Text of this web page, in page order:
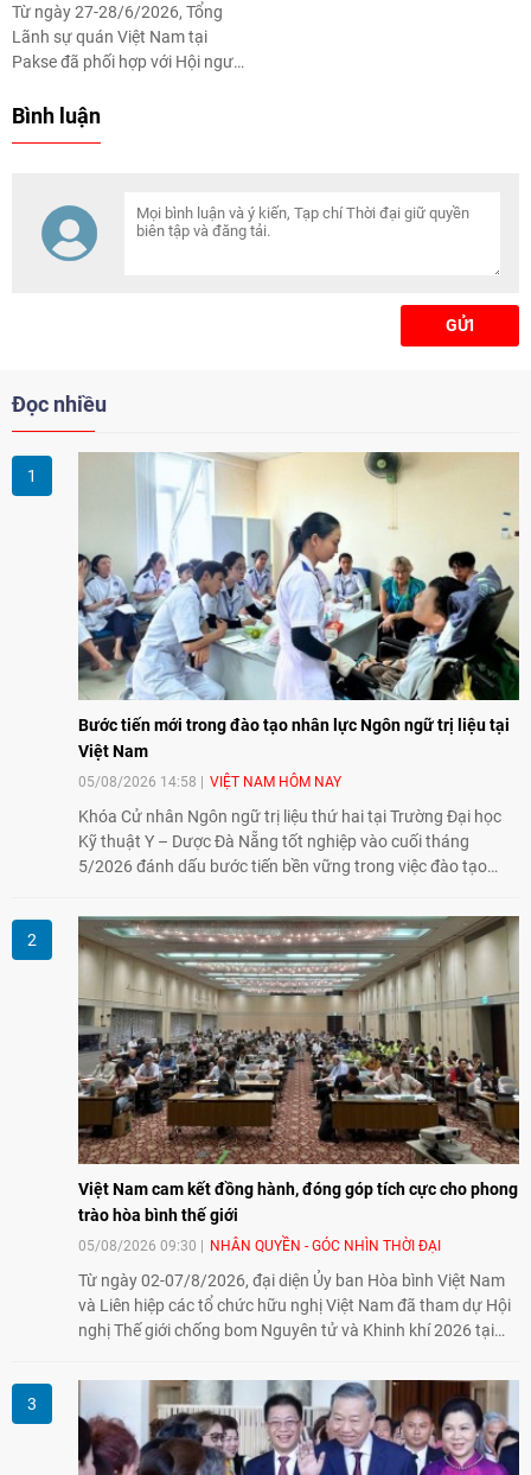
Từ ngày 27-28/6/2026, Tổng
Lãnh sự quán Việt Nam tại
Pakse đã phối hợp với Hội người
Năng khiếu Champasak-Lâm
STEM Robotics cho 30 giáo viên
và học sinh trường Hữu nghị
Lào-Việt tỉnh Sekong.
Bình luận
GỬI
Đọc nhiều
Bước tiến mới trong đào tạo nhân lực Ngôn ngữ trị liệu tại
Việt Nam
05/08/2026 14:58 VIỆT NAM HÔM NAY
Khóa Cử nhân Ngôn ngữ trị liệu thứ hai tại Trường Đại học
Kỹ thuật Y – Dược Đà Nẵng tốt nghiệp vào cuối tháng
5/2026 đánh dấu bước tiến bền vững trong việc đào tạo
tại Việt Nam.
Việt Nam cam kết đồng hành, đóng góp tích cực cho phong
trào hòa bình thế giới
05/08/2026 09:30 NHÂN QUYỀN - GÓC NHÌN THỜI ĐẠI
Từ ngày 02-07/8/2026, đại diện Ủy ban Hòa bình Việt Nam
và Liên hiệp các tổ chức hữu nghị Việt Nam đã tham dự Hội
nghị Thế giới chống bom Nguyên tử và Khinh khí 2026 tại
đồng hành cùng với phong trào hoà bình của nhân dân
Nhật Bản và thế giới ủng hộ giải trừ vũ khí hạt nhân của Việt
Nam.